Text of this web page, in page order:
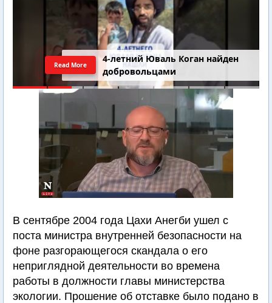
4-летний Юваль Коган найден
добровольцами
Read More
В сентябре 2004 года Цахи Анегби ушел с
поста министра внутренней безопасности на
фоне разгорающегося скандала о его
неприглядной деятельности во времена
работы в должности главы министерства
экологии. Прошение об отставке было подано в